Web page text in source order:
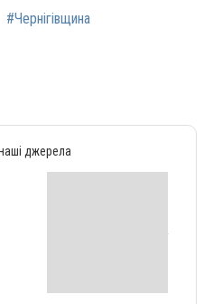
#Чернігівщина
джерела